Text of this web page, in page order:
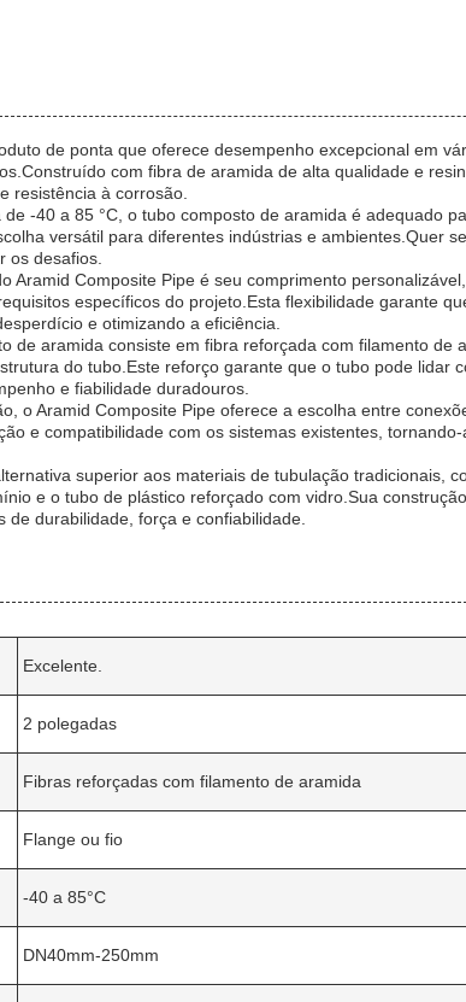
de ponta que oferece desempenho excepcional em
com fibra de aramida de alta qualidade e
resistência à corrosão.
-40 a 85 °C, o tubo composto de aramida é adequado
versátil para diferentes indústrias e ambientes.Quer
os desafios.
Aramid Composite Pipe é seu comprimento
específicos do projeto.Esta flexibilidade garante
e otimizando a eficiência.
de aramida consiste em fibra reforçada com filamento de
do tubo.Este reforço garante que o tubo pode lidar
e fiabilidade duradouros.
o Aramid Composite Pipe oferece a escolha entre
e compatibilidade com os sistemas existentes,
superior aos materiais de tubulação tradicionais,
e o tubo de plástico reforçado com vidro.Sua
durabilidade, força e confiabilidade.
Excelente.
2 polegadas
Fibras reforçadas com filamento de aramida
Flange ou fio
-40 a 85°C
DN40mm-250mm